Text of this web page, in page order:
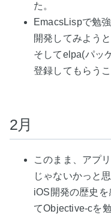
た。
EmacsLispで勉
開発してみよう
そしてelpa(パッ
登録してもらう
2月
このまま、アプ
じゃないかっと
iOS開発の歴史を
てObjective-cを